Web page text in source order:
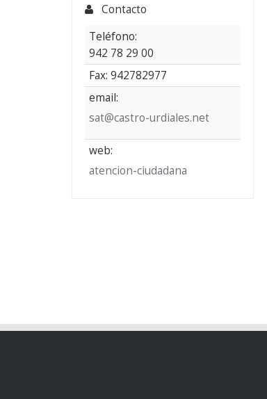
Contacto
Teléfono:
942 78 29 00
Fax: 942782977
email:
sat@castro-urdiales.net
web:
atencion-ciudadana